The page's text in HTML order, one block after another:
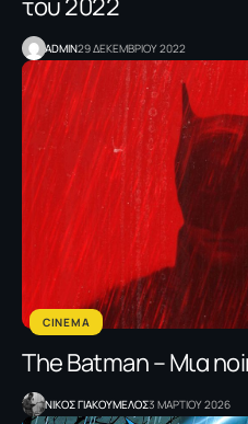
ADMIN29 ΔΕΚΕΜΒΡΙΟΥ 2022
CINEMA
The Batman – Μια
NΙΚΟΣ ΓΙΑΚΟΥΜΕΛΟΣ3 ΜΑΡΤΙΟΥ 2026